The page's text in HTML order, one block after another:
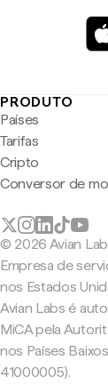
PRODUTO
Países
Tarifas
Cripto
Conversor de
© 2026 Avian
Empresa de
nos Estados
Avian Labs é
MiCA pela
nos Países
41000005).